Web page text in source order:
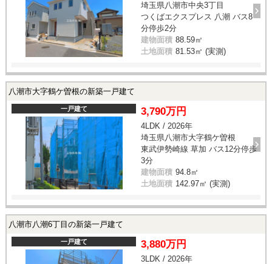
埼玉県八潮市中央3丁目
つくばエクスプレス 八潮 バス8
分停歩2分
建物面積 88.59㎡
土地面積 81.53㎡ (実測)
八潮市大字鶴ケ曽根の新築一戸建て
一戸建て 3,790万円
4LDK / 2026年
埼玉県八潮市大字鶴ケ曽根
東武伊勢崎線 草加 バス12分停歩
3分
建物面積 94.8㎡
土地面積 142.97㎡ (実測)
八潮市八潮6丁目の新築一戸建て
一戸建て 3,880万円
3LDK / 2026年